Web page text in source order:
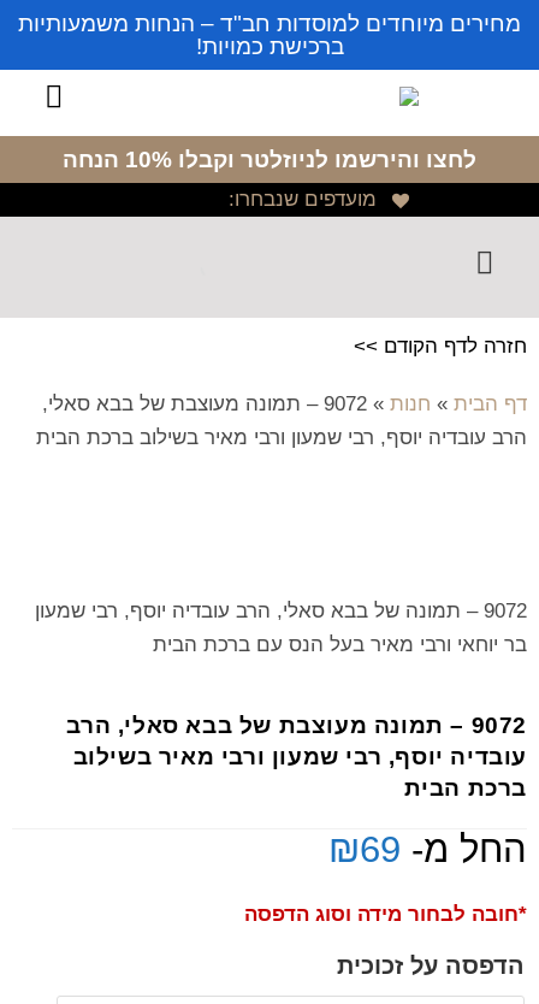
מחירים מיוחדים למוסדות חב"ד – הנחות משמעותיות
ברכישת כמויות!
לחצו והירשמו לניוזלטר וקבלו 10% הנחה
מועדפים שנבחרו:
חזרה לדף הקודם >>
דף הבית » חנות »
9072 – תמונה מעוצבת של בבא סאלי,
הרב עובדיה יוסף, רבי שמעון ורבי מאיר בשילוב ברכת הבית
9072 – תמונה של בבא סאלי, הרב עובדיה יוסף, רבי שמעון
בר יוחאי ורבי מאיר בעל הנס עם ברכת הבית
9072 – תמונה מעוצבת של בבא סאלי, הרב
עובדיה יוסף, רבי שמעון ורבי מאיר בשילוב
ברכת הבית
החל מ- ₪69
*חובה לבחור מידה וסוג הדפסה
הדפסה על זכוכית